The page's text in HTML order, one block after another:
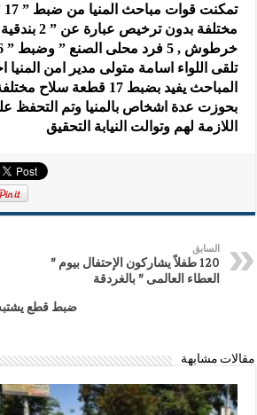
خرطوش , 5 فرد محلى الصنع ” وضبط ” 216 ” طلقة مختلفة .
تلقى اللواء اسامة متولى مدير امن
بحوزت عدة اشخاص بالمنيا وتم التحفظ
اللازمة لهم وتوالت النيابة التحقيق
السابق
120 طفلاً يشاركون الإحتفال بيوم ”
العطاء العالمى ” بالغردقة
مقالات مشابهة